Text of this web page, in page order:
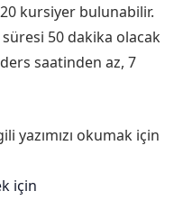
kursiyer bulunabilir.
50 dakika olacak
saatinden az, 7
yazımızı okumak için
için